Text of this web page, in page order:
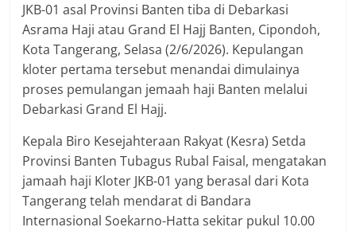
JKB-01 asal Provinsi Banten tiba di Debarkasi
Asrama Haji atau Grand El Hajj Banten, Cipondoh,
Kota Tangerang, Selasa (2/6/2026). Kepulangan
kloter pertama tersebut menandai dimulainya
proses pemulangan jemaah haji Banten melalui
Debarkasi Grand El Hajj.
Kepala Biro Kesejahteraan Rakyat (Kesra) Setda
Provinsi Banten Tubagus Rubal Faisal, mengatakan
jamaah haji Kloter JKB-01 yang berasal dari Kota
Tangerang telah mendarat di Bandara
Internasional Soekarno-Hatta sekitar pukul 10.00